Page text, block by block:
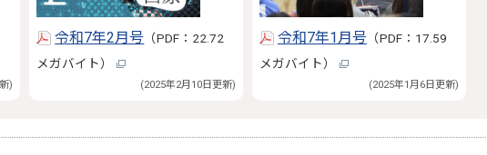
)
令和7年2月号 （PDF：22.72
メガバイト）
(2025年2月10日更新)
令和7年1月号（PDF：17.59
メガバイト）
(2025年1月6日更新)